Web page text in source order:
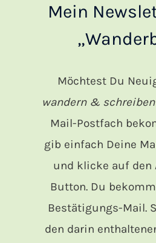
Mein
Möchtest Du
wandern & schreiben
Mail-Postfach
gib einfach Deine
und klicke auf den
Button. Du
Bestätigungs-Mail.
den darin